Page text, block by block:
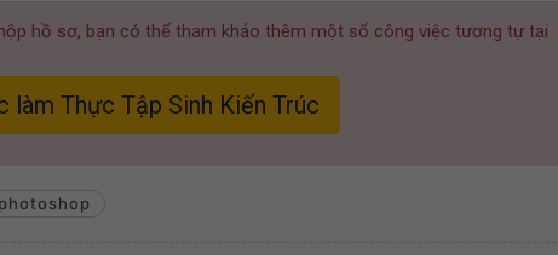
hồ sơ, bạn có thể tham khảo thêm một số công việc tương tự tại
làm Thực Tập Sinh Kiến Trúc
photoshop